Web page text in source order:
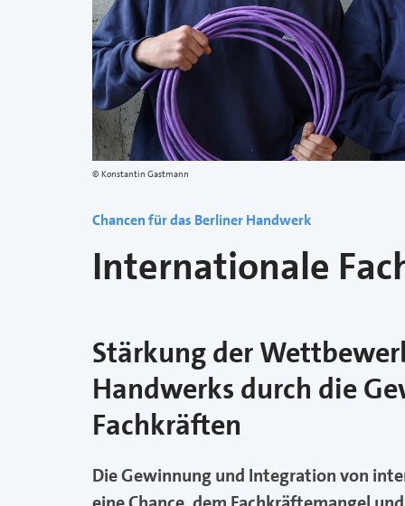
Konstantin Gastmann
Chancen für das Berliner Handwerk
Internationale
Stärkung der
Handwerks durch die
Fachkräften
Die Gewinnung und Integration von